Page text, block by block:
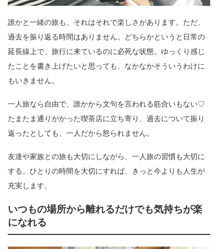
誰かと一緒の旅も、それはそれで楽しさがあります。ただ、
過去を振り返る時間はありません。どちらかというと日常の
延長線上で、旅行に来ているのに必死な状態。ゆっくり感じ
たことを書き上げたいと思っても、なかなかそういうわけに
もいきません。
一人旅なら自由で、誰かから文句を言われる筋合いもない♡
たまたま通りがかった喫茶店に立ち寄り、過去について振り
返ったとしても、一人だから怒られません。
友達や家族との旅も大切にしながら、一人旅の習慣も大切に
する。ひとりの時間を大切にすれば、きっと今よりも人生が
充実します。
いつもの場所から離れるだけでも気持ちが楽
になれる